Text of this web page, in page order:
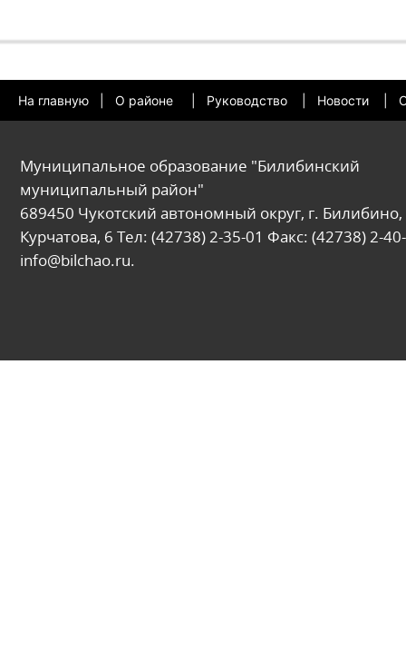
На главную О районе Руководство Новости
Муниципальное образование "Билибинский
муниципальный район"
689450 Чукотский автономный округ, г. Билибино,
Курчатова, 6 Тел: (42738) 2-35-01 Факс: (42738) 2-
info@bilchao.ru.